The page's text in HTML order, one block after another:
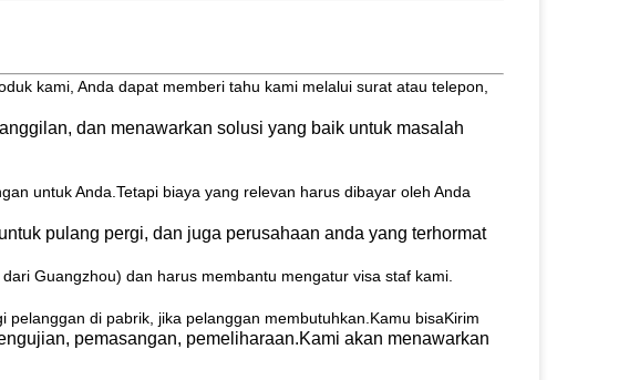
kami, Anda dapat memberi tahu kami melalui surat atau telepon,
dan menawarkan solusi yang baik untuk masalah
untuk Anda.Tetapi biaya yang relevan harus dibayar oleh Anda
pulang pergi, dan juga perusahaan anda yang terhormat
Guangzhou) dan harus membantu mengatur visa staf kami.
di pabrik, jika pelanggan membutuhkan.Kamu bisaKirim
pemasangan, pemeliharaan.Kami akan menawarkan